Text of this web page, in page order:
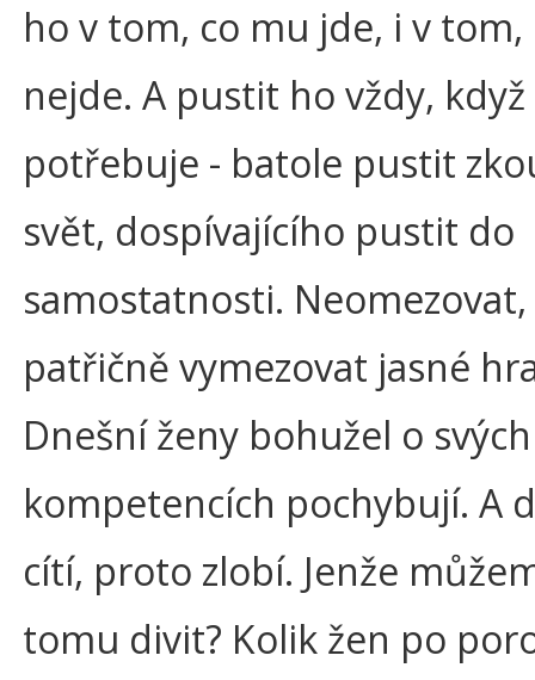
ho v tom, co mu jde, i v
nejde. A pustit ho vždy,
potřebuje - batole pustit
svět, dospívajícího pustit do
samostatnosti.
patřičně vymezovat jasné
Dnešní ženy bohužel o svých
kompetencích pochybují. A
cítí, proto zlobí. Jenže
tomu divit? Kolik žen po